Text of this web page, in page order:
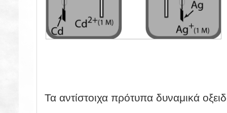
Τα αντίστοιχα πρότυπα δυναμικά